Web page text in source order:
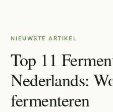
NIEUWSTE ARTIKEL
Top 11
Nederlands:
fermenteren